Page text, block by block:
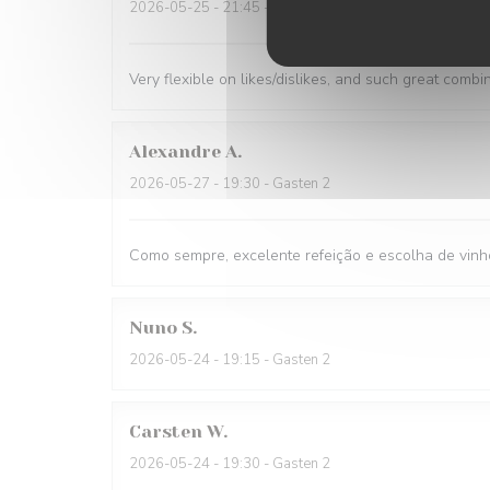
2026-05-25 - 21:45 - Gasten 1
Very flexible on likes/dislikes, and such great
Alexandre A
2026-05-27 - 19:30 - Gasten 2
Como sempre, excelente refeição e escolha de
Nuno S
2026-05-24 - 19:15 - Gasten 2
Carsten W
2026-05-24 - 19:30 - Gasten 2